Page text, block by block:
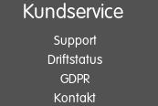
Kundservice
Support
Driftstatus
GDPR
Kontakt